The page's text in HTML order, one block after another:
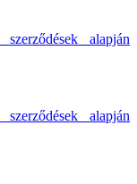
alapján
alapján